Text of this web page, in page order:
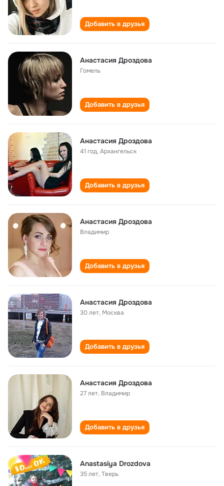
Добавить в друзья
Анастасия Дроздова
Гомель
Добавить в друзья
Анастасия Дроздова
41 год,Архангельск
Добавить в друзья
Анастасия Дроздова
Владимир
Добавить в друзья
Анастасия Дроздова
30 лет, Москва
Добавить в друзья
Анастасия Дроздова
27 лет, Владимир
Добавить в друзья
Anastasiya Drozdova
35 лет,Тверь